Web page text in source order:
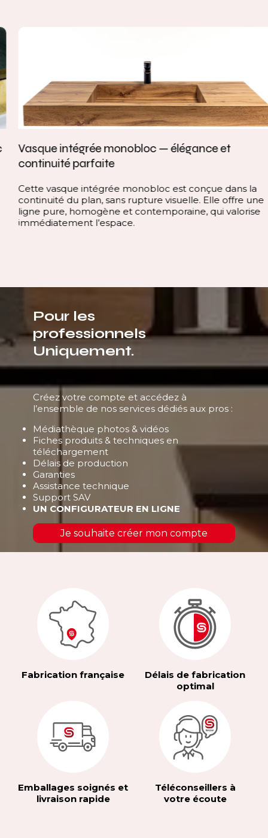
Vasque intégrée monobloc — élégance et
continuité parfaite
Cette vasque intégrée monobloc est conçue dans la
continuité du plan, sans rupture visuelle. Elle offre une
ligne pure, homogène et contemporaine, qui valorise
immédiatement l’espace.
Pour les
professionnels
Uniquement.
Créez votre compte et accédez à
l’ensemble de nos services dédiés aux pros :
Médiathèque photos & vidéos
Fiches produits & techniques en
téléchargement
Délais de production
Garanties
Assistance technique
Support SAV
UN CONFIGURATEUR EN LIGNE
Je souhaite créer mon compte
Fabrication française
Délais de fabrication
optimal
Emballages soignés et
livraison rapide
Téléconseillers à
votre écoute